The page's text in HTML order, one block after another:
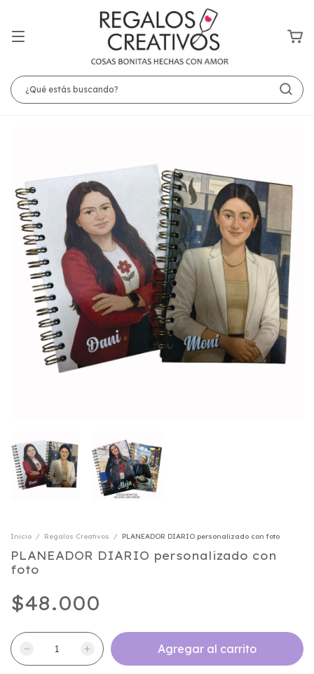
Inicio / Regalos Creativos / PLANEADOR DIARIO personalizado con foto
PLANEADOR DIARIO personalizado con
foto
$48.000